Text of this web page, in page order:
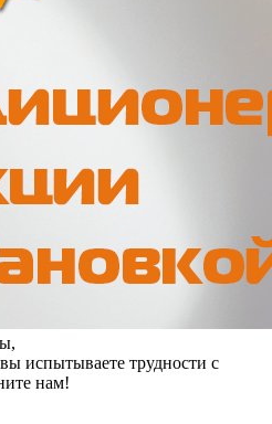
испытываете трудности с
нам!